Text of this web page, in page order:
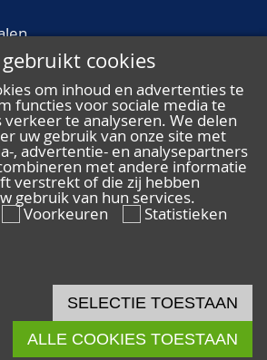
Postzegel- en Muntenveiling
cookies
om inhoud en advertenties te
functies voor sociale media te
verkeer te analyseren. We delen
uw gebruik van onze site met
, advertentie- en analysepartners
met andere informatie
verstrekt of die zij hebben
gebruik van hun services.
Voorkeuren
Statistieken
SELECTIE TOESTAAN
ALLE COOKIES TOESTAAN